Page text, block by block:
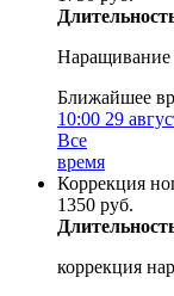
Наращивание
Ближайшее
10:00 29
Все
время
Коррекция
1350 руб.
коррекция